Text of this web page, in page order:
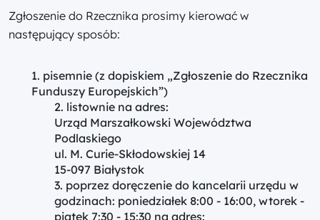
Zgłoszenie do Rzecznika prosimy kierować w
następujący sposób:
pisemnie (z dopiskiem „Zgłoszenie do Rzecznika
Funduszy Europejskich”)
listownie na adres:
Urząd Marszałkowski Województwa
Podlaskiego
ul. M. Curie-Skłodowskiej 14
15-097 Białystok
poprzez doręczenie do kancelarii urzędu w
godzinach: poniedziałek 8:00 - 16:00, wtorek -
piątek 7:30 - 15:30 na adres: